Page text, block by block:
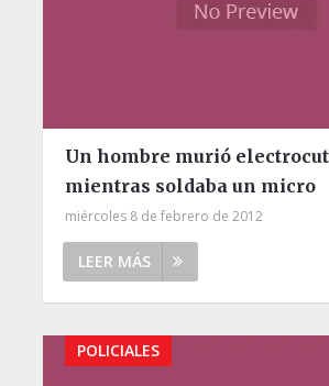
Un hombre murió
mientras soldaba un micro
miércoles 8 de febrero de 2012
LEER MÁS
POLICIALES